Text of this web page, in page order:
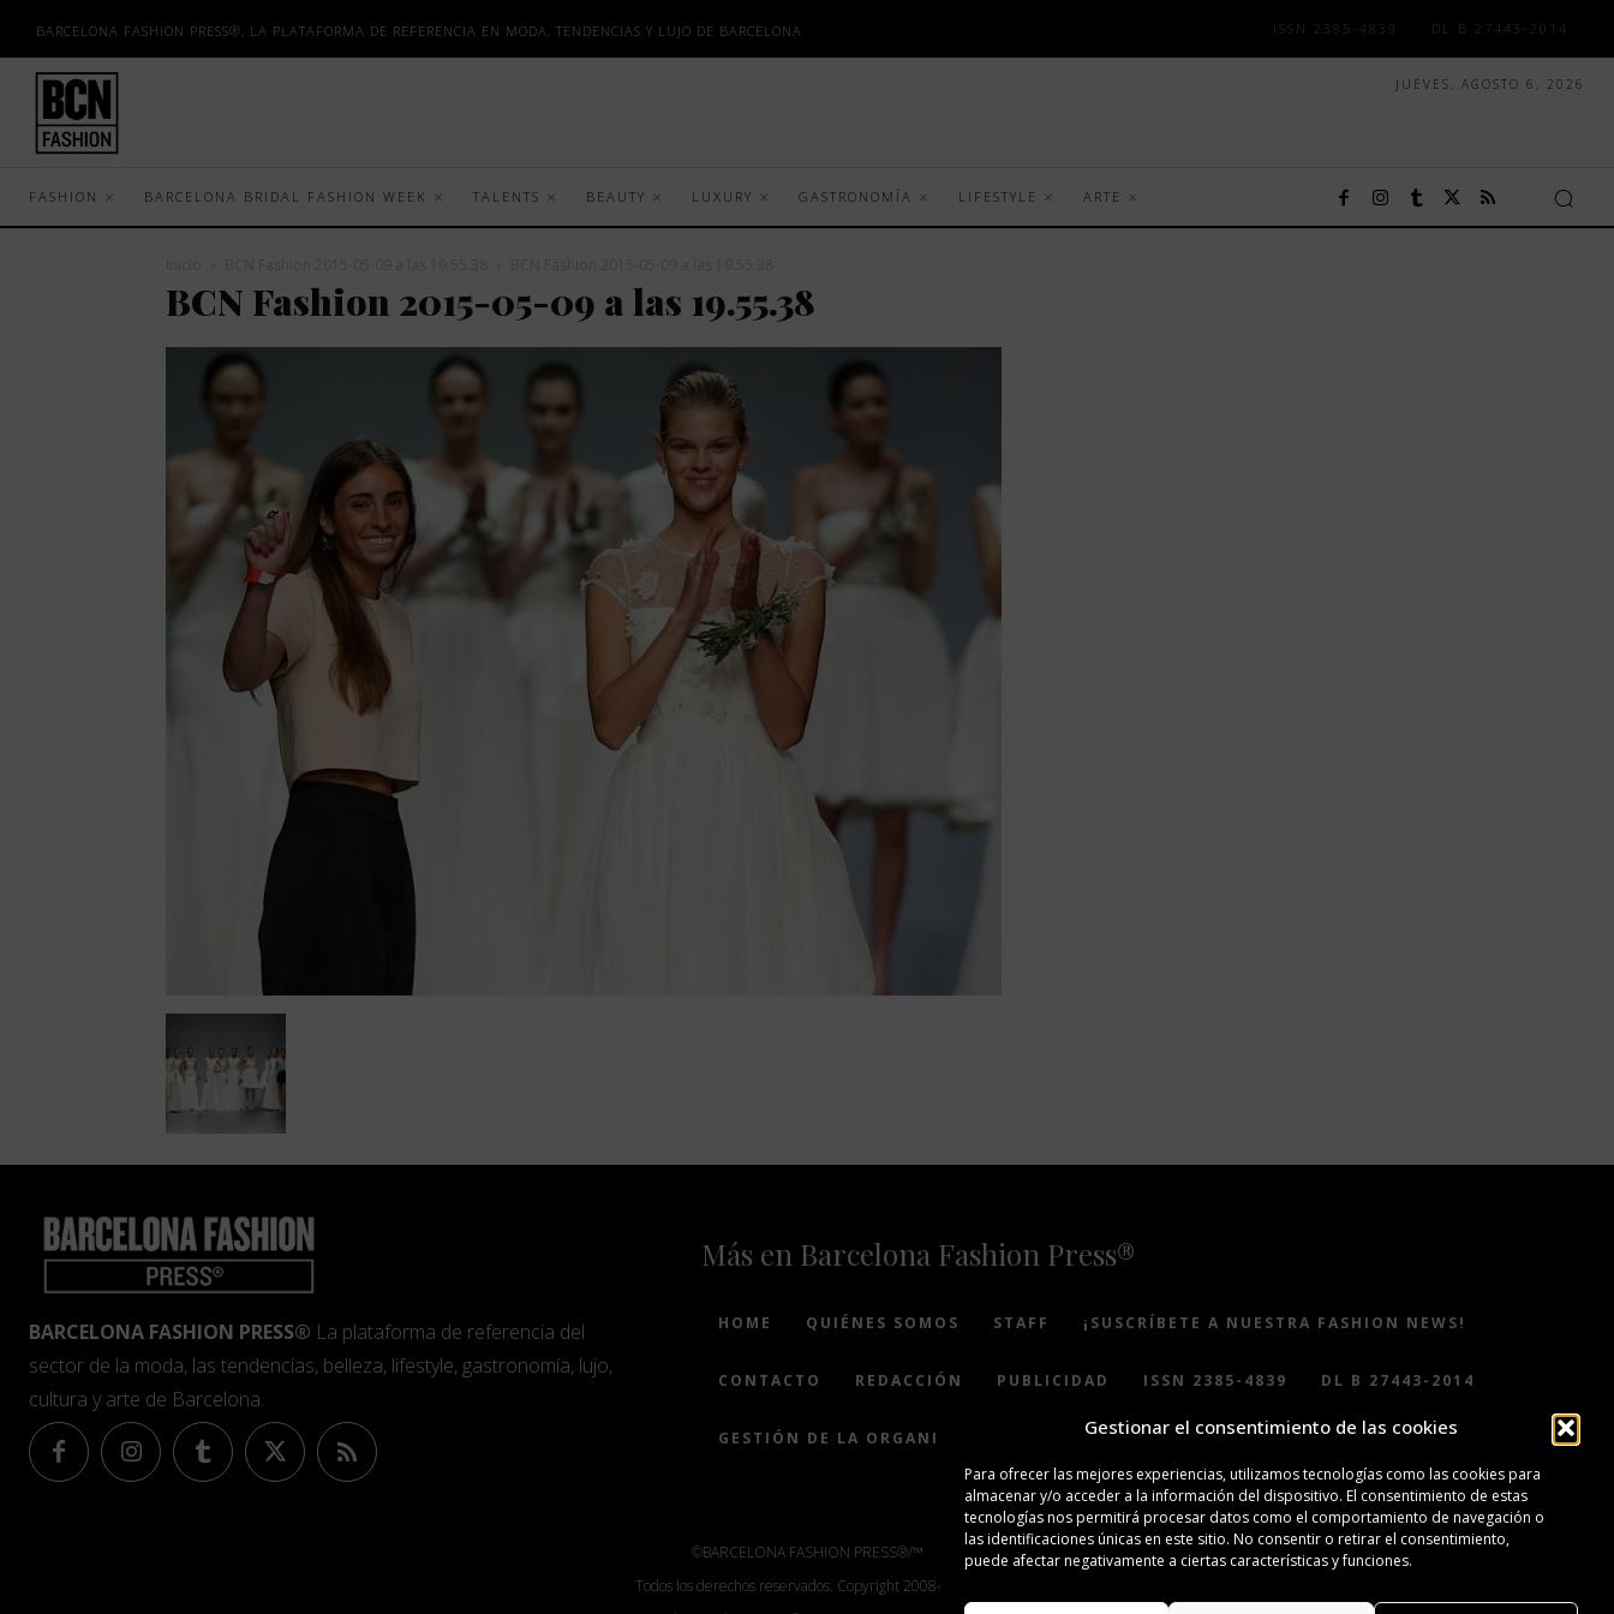
Gestionar el consentimiento de las cookies
Para ofrecer las mejores experiencias, utilizamos tecnologías como las cookies para
almacenar y/o acceder a la información del dispositivo. El consentimiento de estas
tecnologías nos permitirá procesar datos como el comportamiento de navegación o
las identificaciones únicas en este sitio. No consentir o retirar el consentimiento,
puede afectar negativamente a ciertas características y funciones.
BARCELONA FASHION PRESS®, LA PLATAFORMA DE REFERENCIA EN MODA, TENDENCIAS Y LUJO DE BARCELONA ISSN 2385-4839 DL B 27443-2014
JUEVES, AGOSTO 6, 2026
FASHION BARCELONA BRIDAL FASHION WEEK TALENTS BEAUTY LUXURY GASTRONOMÍA LIFESTYLE ARTE
BCN Fashion 2015-05-09 a las 19.55.38
BARCELONA FASHION PRESS® La plataforma de referencia del
sector de la moda, las tendencias, belleza, lifestyle, gastronomía, lujo,
cultura y arte de Barcelona.
Más en Barcelona Fashion Press®
HOME QUIÉNES SOMOS STAFF ¡SUSCRÍBETE A NUESTRA FASHION NEWS!
CONTACTO REDACCIÓN PUBLICIDAD ISSN 2385-4839 DL B 27443-2014
GESTIÓN DE LA ORGANIZACIÓN
©BARCELONA FASHION PRESS®/™
Todos los derechos reservados. Copyright 2008-2024.